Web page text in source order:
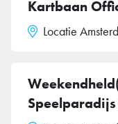
Kartbaan
Locatie